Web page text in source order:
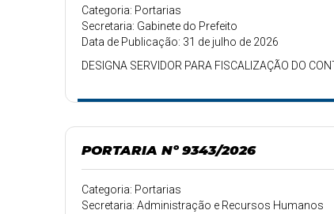
Categoria: Portarias
Secretaria: Gabinete do Prefeito
Data de Publicação: 31 de julho de 2026
DESIGNA SERVIDOR PARA FISCALIZAÇÃO DO
PORTARIA Nº 9343/2026
Categoria: Portarias
Secretaria: Administração e Recursos Humanos